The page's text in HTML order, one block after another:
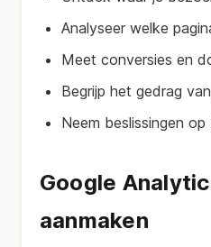
Analyseer welke
Meet conversies en
Begrijp het gedrag
Neem beslissingen
Google
aanmaken